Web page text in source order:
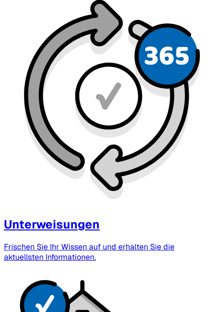
Unterweisungen
Frischen Sie Ihr Wissen auf und erhalten Sie die
aktuellsten Informationen.